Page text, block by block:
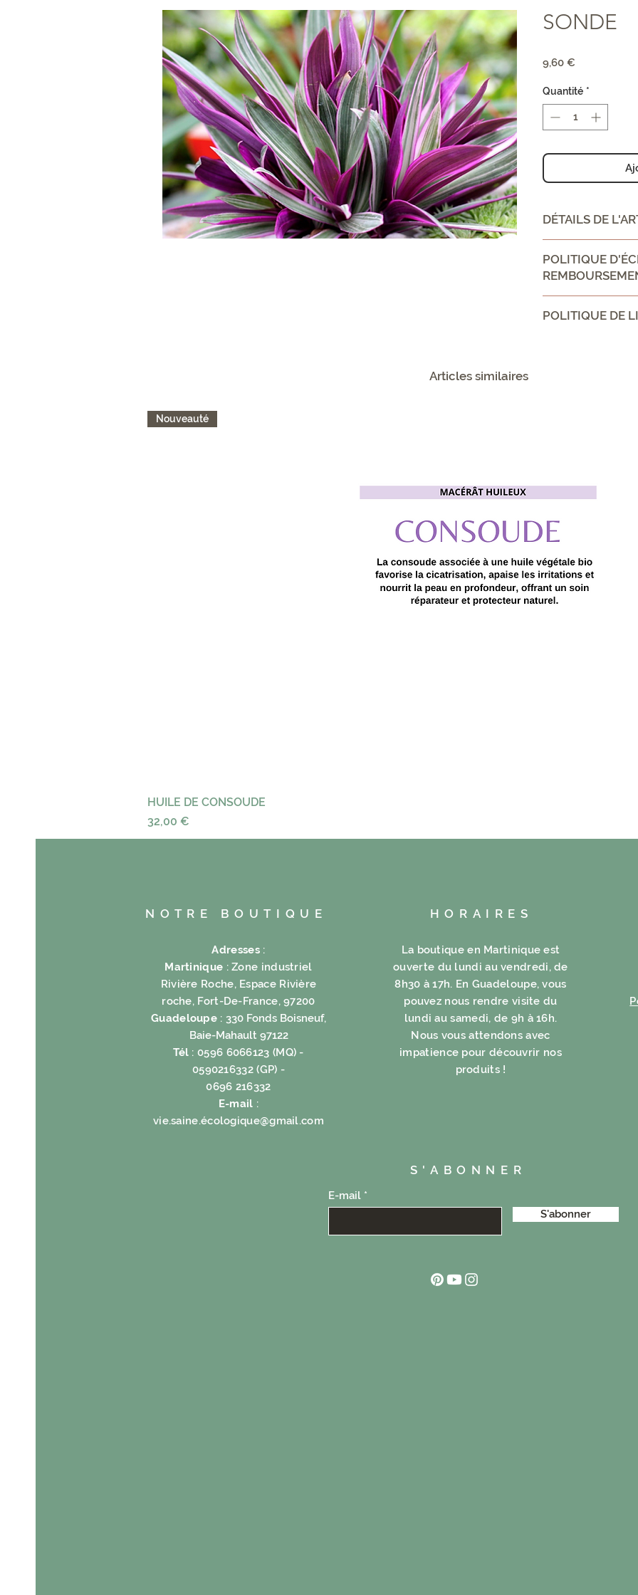
SONDE
9,60 €
Quantité *
DÉTAILS DE
Ingrédient:
POLITIQUE
Informez vos
POLITIQUE DE
Articles similaires
Nouveauté
HUILE DE CONSOUDE
Prix
32,00 €
NOTRE BOUTIQUE
Adresses:
Martinique : Zone industriel
Rivière Roche, Espace Rivière
roche, Fort-De-France, 97200
Guadeloupe : 330 Fonds Boisneuf,
Baie-Mahault 97122
Tél : 0596 6066123 (MQ) -
0590216332 (GP) -
0696 216332
E-mail :
vie.saine.écologique@gmail.com
HORAIRES
La boutique en Martinique est
ouverte du lundi au vendredi, de
8h30 à 17h. En Guadeloupe, vous
pouvez nous rendre visite du
lundi au samedi, de 9h à 16h.
Nous vous attendons avec
impatience pour découvrir nos
produits !
S'ABONNER
E-mail
S'abonner